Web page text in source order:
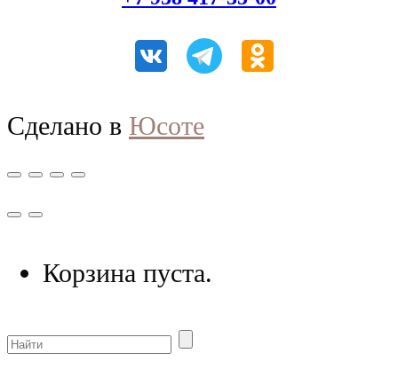
Сделано в Юсоте
Корзина пуста.